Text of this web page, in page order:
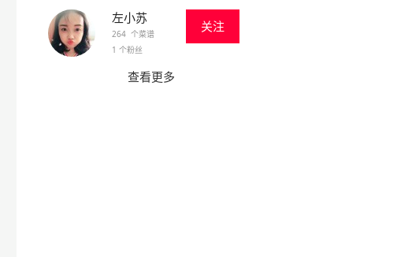
左小苏
264 个菜谱
1 个粉丝
关注
查看更多